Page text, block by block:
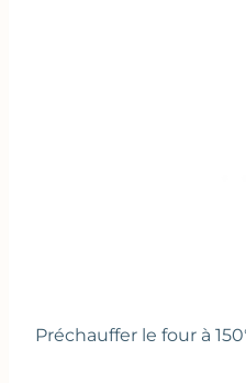
Préchauffer le four à